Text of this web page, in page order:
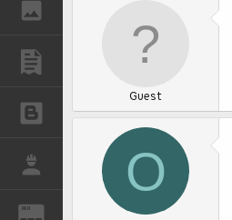
ПУБЛИКАЦИИ
БЛОГИ
РАБОТА
REN
Guest
O